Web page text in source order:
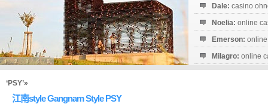
Dale: casino
Noelia: online
Emerson:
Milagro: online
‘PSY’»
江南style Gangnam Style PSY